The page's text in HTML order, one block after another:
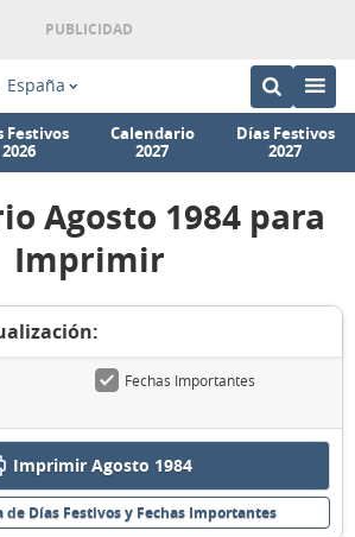
España
Festivos
2026
Calendario
2027
Días Festivos
2027
Agosto 1984 para
Imprimir
Fechas Importantes
Imprimir Agosto 1984
Días Festivos y Fechas Importantes